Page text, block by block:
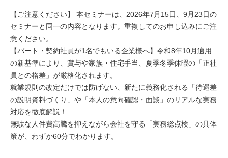
【ご注意ください】 本セミナーは、2026年7月15日、9月23日の
セミナーと同一の内容となります。重複してのお申し込みにご注
意ください。
【パート・契約社員が1名でもいる企業様へ】令和8年10月適用
の新基準により、賞与や家族・住宅手当、夏季冬季休暇の「正社
員との格差」が厳格化されます。
就業規則の改定だけでは防げない、新たに義務化される「待遇差
の説明資料づくり」や「本人の意向確認・面談」のリアルな実務
対応を徹底解説！
無駄な人件費高騰を抑えながら会社を守る「実務総点検」の具体
策が、わずか60分でわかります。